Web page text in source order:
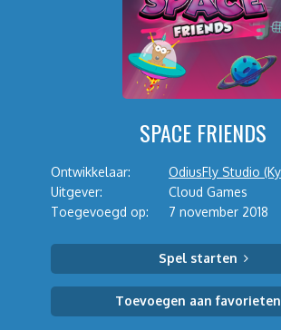
SPACE FRIENDS
Ontwikkelaar:
OdiusFly Studio
Uitgever:
Cloud Games
Toegevoegd op:
7 november 2018
Spel starten
Toevoegen aan favorieten